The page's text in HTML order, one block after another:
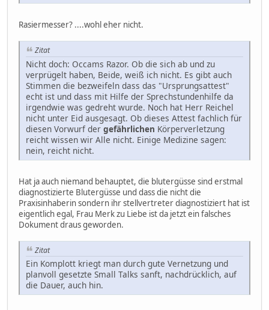
Rasiermesser? ....wohl eher nicht.
Zitat
Nicht doch: Occams Razor. Ob die sich ab und zu
verprügelt haben, Beide, weiß ich nicht. Es gibt auch
Stimmen die bezweifeln dass das "Ursprungsattest"
echt ist und dass mit Hilfe der Sprechstundenhilfe da
irgendwie was gedreht wurde. Noch hat Herr Reichel
nicht unter Eid ausgesagt. Ob dieses Attest fachlich für
diesen Vorwurf der gefährlichen Körperverletzung
reicht wissen wir Alle nicht. Einige Medizine sagen:
nein, reicht nicht.
Hat ja auch niemand behauptet, die blutergüsse sind erstmal
diagnostizierte Blutergüsse und dass die nicht die
Praxisinhaberin sondern ihr stellvertreter diagnostiziert hat ist
eigentlich egal, Frau Merk zu Liebe ist da jetzt ein falsches
Dokument draus geworden.
Zitat
Ein Komplott kriegt man durch gute Vernetzung und
planvoll gesetzte Small Talks sanft, nachdrücklich, auf
die Dauer, auch hin.